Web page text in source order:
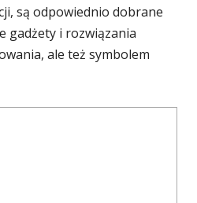
są odpowiednio dobrane
gadżety i rozwiązania
ale też symbolem